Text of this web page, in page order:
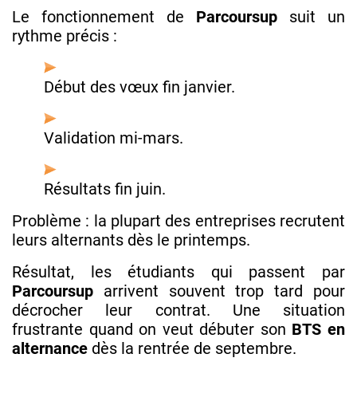
Le fonctionnement de Parcoursup suit un
rythme précis :
Début des vœux fin janvier.
Validation mi-mars.
Résultats fin juin.
Problème : la plupart des entreprises recrutent
leurs alternants dès le printemps.
Résultat, les étudiants qui passent par
Parcoursup arrivent souvent trop tard pour
décrocher leur contrat. Une situation
frustrante quand on veut débuter son BTS en
alternance dès la rentrée de septembre.